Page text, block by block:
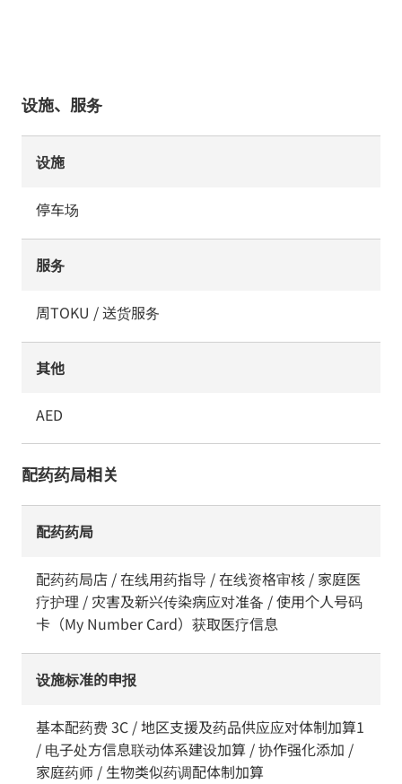
设施、服务
设施
停车场
服务
周TOKU / 送货服务
其他
AED
配药药局相关
配药药局
配药药局店 / 在线用药指导 / 在线资格审核 / 家庭医
疗护理 / 灾害及新兴传染病应对准备 / 使用个人号码
卡（My Number Card）获取医疗信息
设施标准的申报
基本配药费 3C / 地区支援及药品供应应对体制加算1
/ 电子处方信息联动体系建设加算 / 协作强化添加 /
家庭药师 / 生物类似药调配体制加算